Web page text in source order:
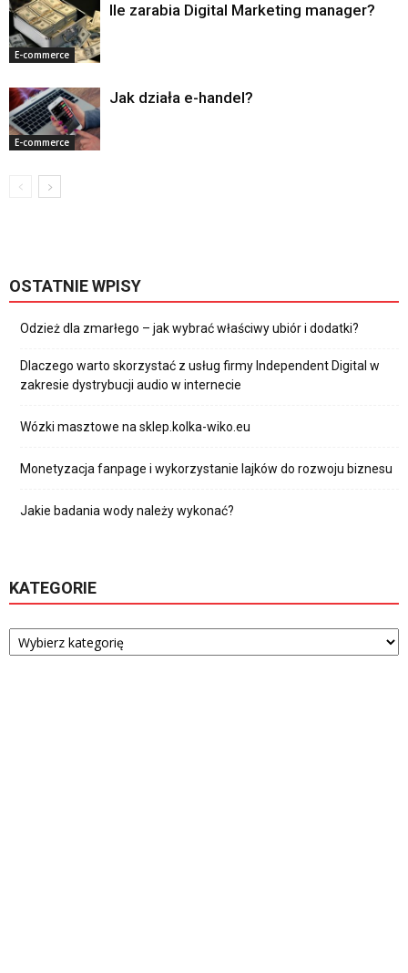
E-commerce
Ile zarabia Digital Marketing manager?
E-commerce
Jak działa e-handel?
OSTATNIE WPISY
Odzież dla zmarłego – jak wybrać właściwy ubiór i dodatki?
Dlaczego warto skorzystać z usług firmy Independent Digital w
zakresie dystrybucji audio w internecie
Wózki masztowe na sklep.kolka-wiko.eu
Monetyzacja fanpage i wykorzystanie lajków do rozwoju biznesu
Jakie badania wody należy wykonać?
KATEGORIE
Kategorie